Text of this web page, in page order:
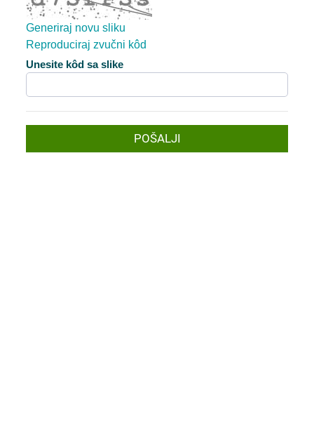
Generiraj novu sliku
Reproduciraj zvučni kôd
Nova slika je spremna
Unesite kôd sa slike